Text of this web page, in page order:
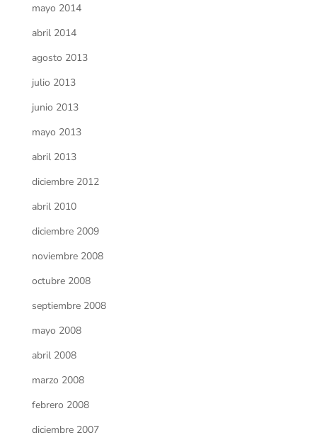
mayo 2014
abril 2014
agosto 2013
julio 2013
junio 2013
mayo 2013
abril 2013
diciembre 2012
abril 2010
diciembre 2009
noviembre 2008
octubre 2008
septiembre 2008
mayo 2008
abril 2008
marzo 2008
febrero 2008
diciembre 2007